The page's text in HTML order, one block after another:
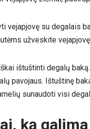
vejapjovę su degalais
užveskite
ištuštinti degalų
pavojaus. Ištuštinę
sunaudoti visi
ką